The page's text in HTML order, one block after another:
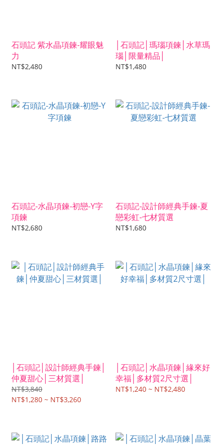
石頭記 紫水晶項鍊-耀眼魅
力
NT$2,480
│石頭記│瑪瑙項鍊│水草瑪
瑙│限量精品│
NT$1,480
石頭記-水晶項鍊-初戀-Y字
項鍊
NT$2,680
石頭記-設計師經典手鍊-夏
戀彩虹-七材質選
NT$1,680
│石頭記│設計師經典手鍊│
仲夏甜心│三材質選│
NT$3,840
NT$1,280 ~ NT$3,260
│石頭記│水晶項鍊│緣來好
幸福│多材質2尺寸選│
NT$1,240 ~ NT$2,480